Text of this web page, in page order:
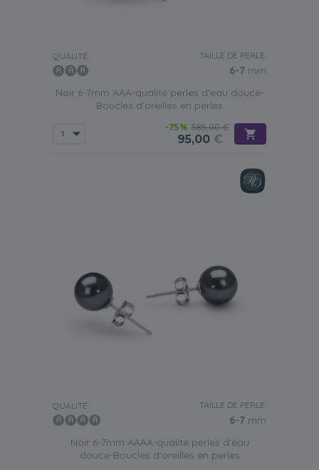
QUALITÉ: TAILLE DE PERLE:
6-7 mm
Noir 6-7mm AAA-qualité perles d'eau douce-
Boucles d'oreilles en perles
-75% 385,00 €
95,00 €
QUALITÉ: TAILLE DE PERLE:
6-7 mm
Noir 6-7mm AAAA-qualité perles d'eau
douce-Boucles d'oreilles en perles